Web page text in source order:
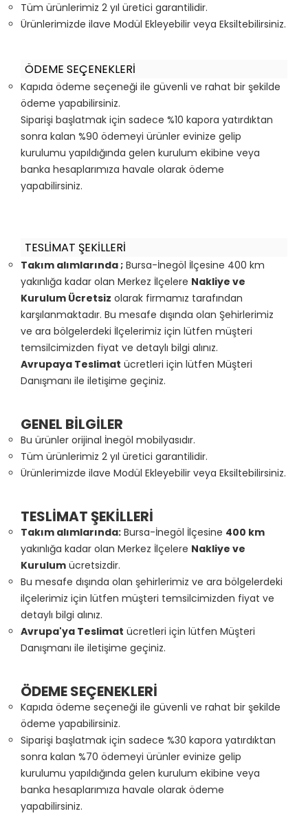
Tüm ürünlerimiz 2 yıl üretici garantilidir.
Ürünlerimizde ilave Modül Ekleyebilir veya Eksiltebilirsiniz.
ÖDEME SEÇENEKLERİ
Kapıda ödeme seçeneği ile güvenli ve rahat bir şekilde
ödeme yapabilirsiniz.
Siparişi başlatmak için sadece %10 kapora yatırdıktan
sonra kalan %90 ödemeyi ürünler evinize gelip
kurulumu yapıldığında gelen kurulum ekibine veya
banka hesaplarımıza havale olarak ödeme
yapabilirsiniz.
TESLİMAT ŞEKİLLERİ
Takım alımlarında ; Bursa-İnegöl İlçesine 400 km
yakınlığa kadar olan Merkez İlçelere Nakliye ve
Kurulum Ücretsiz olarak firmamız tarafından
karşılanmaktadır. Bu mesafe dışında olan Şehirlerimiz
ve ara bölgelerdeki İlçelerimiz için lütfen müşteri
temsilcimizden fiyat ve detaylı bilgi alınız.
Avrupaya Teslimat ücretleri için lütfen Müşteri
Danışmanı ile iletişime geçiniz.
GENEL BİLGİLER
Bu ürünler orijinal İnegöl mobilyasıdır.
Tüm ürünlerimiz 2 yıl üretici garantilidir.
Ürünlerimizde ilave Modül Ekleyebilir veya Eksiltebilirsiniz.
TESLİMAT ŞEKİLLERİ
Takım alımlarında: Bursa-İnegöl İlçesine 400 km
yakınlığa kadar olan Merkez İlçelere Nakliye ve
Kurulum ücretsizdir.
Bu mesafe dışında olan şehirlerimiz ve ara bölgelerdeki
ilçelerimiz için lütfen müşteri temsilcimizden fiyat ve
detaylı bilgi alınız.
Avrupa'ya Teslimat ücretleri için lütfen Müşteri
Danışmanı ile iletişime geçiniz.
ÖDEME SEÇENEKLERİ
Kapıda ödeme seçeneği ile güvenli ve rahat bir şekilde
ödeme yapabilirsiniz.
Siparişi başlatmak için sadece %30 kapora yatırdıktan
sonra kalan %70 ödemeyi ürünler evinize gelip
kurulumu yapıldığında gelen kurulum ekibine veya
banka hesaplarımıza havale olarak ödeme
yapabilirsiniz.